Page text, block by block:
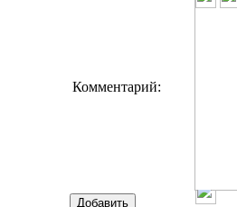
Комментарий: